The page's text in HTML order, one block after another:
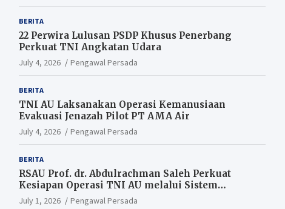
BERITA
22 Perwira Lulusan PSDP Khusus Penerbang
Perkuat TNI Angkatan Udara
July 4, 2026 Pengawal Persada
BERITA
TNI AU Laksanakan Operasi Kemanusiaan
Evakuasi Jenazah Pilot PT AMA Air
July 4, 2026 Pengawal Persada
BERITA
RSAU Prof. dr. Abdulrachman Saleh Perkuat
Kesiapan Operasi TNI AU melalui Sistem
Kesehatan Andal
July 1, 2026 Pengawal Persada